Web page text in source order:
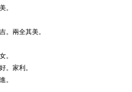
。
。兩全其美。
。
家利。
。